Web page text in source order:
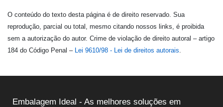
O conteúdo do texto desta página é de direito reservado. Sua
reprodução, parcial ou total, mesmo citando nossos links, é proibida
sem a autorização do autor. Crime de violação de direito autoral – artigo
184 do Código Penal – Lei 9610/98 - Lei de direitos autorais.
Embalagem Ideal - As melhores soluções em